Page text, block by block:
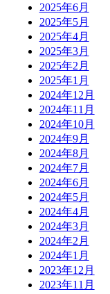
2025年6月
2025年5月
2025年4月
2025年3月
2025年2月
2025年1月
2024年12月
2024年11月
2024年10月
2024年9月
2024年8月
2024年7月
2024年6月
2024年5月
2024年4月
2024年3月
2024年2月
2024年1月
2023年12月
2023年11月